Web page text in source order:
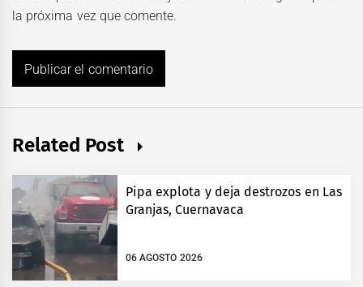
la próxima vez que comente.
Related Post
Pipa explota y deja destrozos en Las
Granjas, Cuernavaca
06 AGOSTO 2026